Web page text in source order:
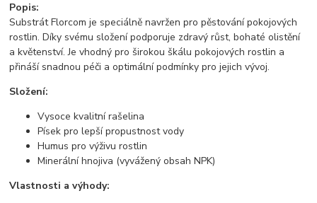
Popis:
Substrát Florcom je speciálně navržen pro pěstování pokojových
rostlin. Díky svému složení podporuje zdravý růst, bohaté olistění
a květenství. Je vhodný pro širokou škálu pokojových rostlin a
přináší snadnou péči a optimální podmínky pro jejich vývoj.
Složení:
Vysoce kvalitní rašelina
Písek pro lepší propustnost vody
Humus pro výživu rostlin
Minerální hnojiva (vyvážený obsah NPK)
Vlastnosti a výhody: